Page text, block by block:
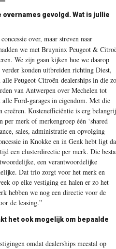
overnames gevolgd. Wat is jullie
over, maar streven naar
we met Bruyninx Peugeot &
We zijn gaan kijken hoe we daarop
konden uitbreiden richting Diest,
Peugeot-Citroën-dealerships in die
van Antwerpen over Mechelen tot
Ford-garages in eigendom. Met die
creëren. Kostenefficiëntie is erg
per merk of merkengroep één ‘shared
sales, administratie en opvolging
in Knokke en in Genk hebt ligt
een clusterdirectie per merk. Die
een verantwoordelijke
Dat trio zorgt voor het merk en
op elke vestiging en halen er zo het
hebben we nog een directie voor de
de leasing.”
het ook mogelijk om bepaalde
omdat dealerships meestal op